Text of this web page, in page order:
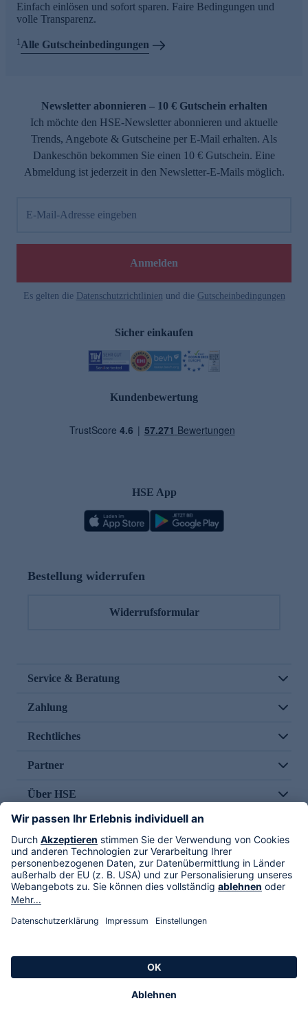
Einfach einlösen und sofort sparen. Faire Bedingungen und
volle Transparenz.
1Alle Gutscheinbedingungen
Newsletter abonnieren – 10 € Gutschein erhalten
Ich möchte den HSE-Newsletter abonnieren und aktuelle
Trends, Angebote & Gutscheine per E-Mail erhalten. Als
Dankeschön bekommen Sie einen 10 € Gutschein. Eine
Abmeldung ist jederzeit in den Newsletter-E-Mails möglich.
E-Mail-Adresse eingeben
Anmelden
Es gelten die Datenschutzrichtlinien und die Gutscheinbedingungen
Sicher einkaufen
Kundenbewertung
HSE App
Bestellung widerrufen
Widerrufsformular
Service & Beratung
Zahlung
Rechtliches
Partner
Über HSE
Im TV
HSE International